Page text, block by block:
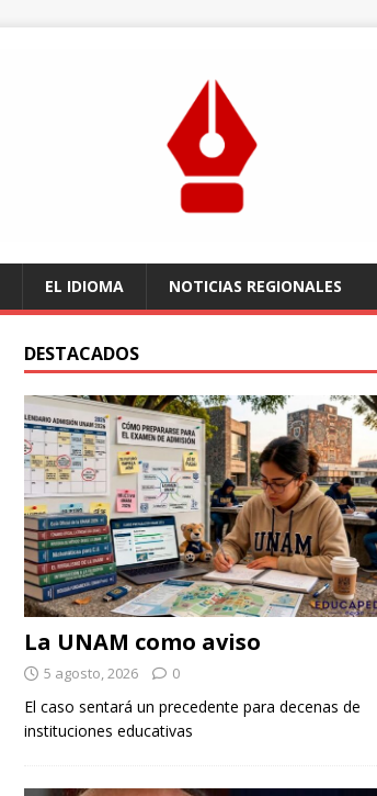
EL IDIOMA NOTICIAS REGIONALES
DESTACADOS
La UNAM como aviso
5 agosto, 2026 0
El caso sentará un precedente para decenas de
instituciones educativas